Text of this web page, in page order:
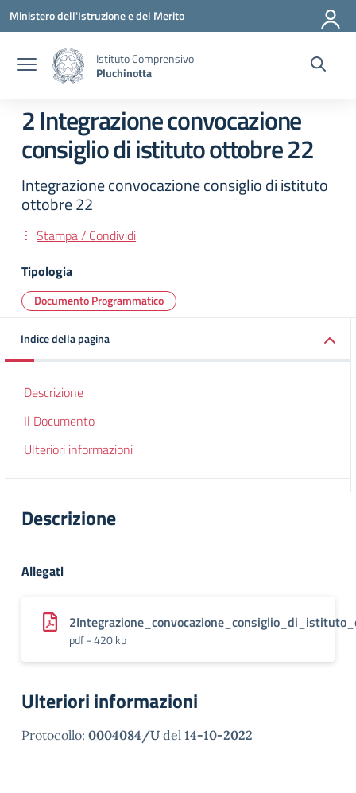
Vai ai contenuti
Vai al menu di navigazione
Vai al footer
Ministero dell'Istruzione e del Merito
Istituto Comprensivo
Pluchinotta
2 Integrazione convocazione
consiglio di istituto ottobre 22
Integrazione convocazione consiglio di istituto
ottobre 22
Stampa / Condividi
Tipologia
Documento Programmatico
Indice della pagina
Descrizione
Il Documento
Ulteriori informazioni
Descrizione
Allegati
pdf - 420 kb
Ulteriori informazioni
Protocollo: 0004084/U del 14-10-2022